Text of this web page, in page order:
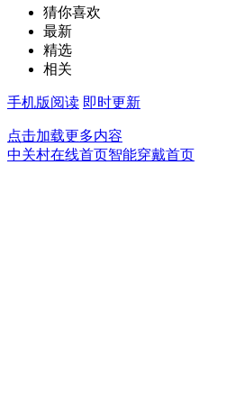
猜你喜欢
最新
精选
相关
手机版阅读 即时更新
点击加载更多内容
中关村在线首页智能穿戴首页